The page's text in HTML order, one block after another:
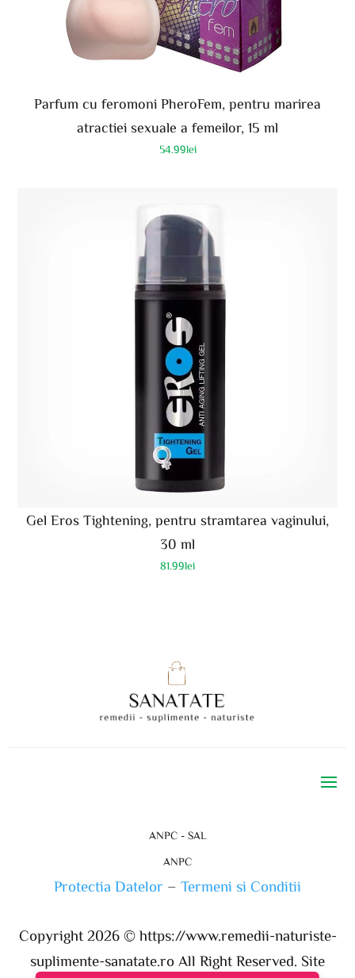
Parfum cu feromoni PheroFem, pentru marirea
atractiei sexuale a femeilor, 15 ml
54.99lei
Gel Eros Tightening, pentru stramtarea vaginului,
30 ml
81.99lei
ANPC - SAL
ANPC
Protectia Datelor – Termeni si Conditii
Copyright 2026 ©https://www.remedii-naturiste-
suplimente-sanatate.ro All Right Reserved. Site